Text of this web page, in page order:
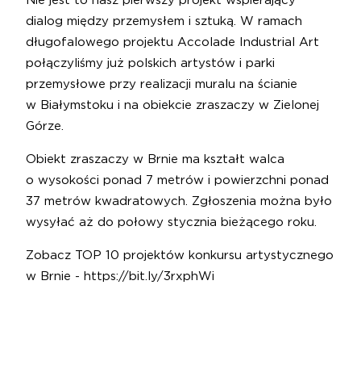
dialog między przemysłem i sztuką. W ramach
długofalowego projektu Accolade Industrial Art
połączyliśmy już polskich artystów i parki
przemysłowe przy realizacji muralu na ścianie
w Białymstoku i na obiekcie zraszaczy w Zielonej
Górze.
Obiekt zraszaczy w Brnie ma kształt walca
o wysokości ponad 7 metrów i powierzchni ponad
37 metrów kwadratowych. Zgłoszenia można było
wysyłać aż do połowy stycznia bieżącego roku.
Zobacz TOP 10 projektów konkursu artystycznego
w Brnie - https://bit.ly/3rxphWi